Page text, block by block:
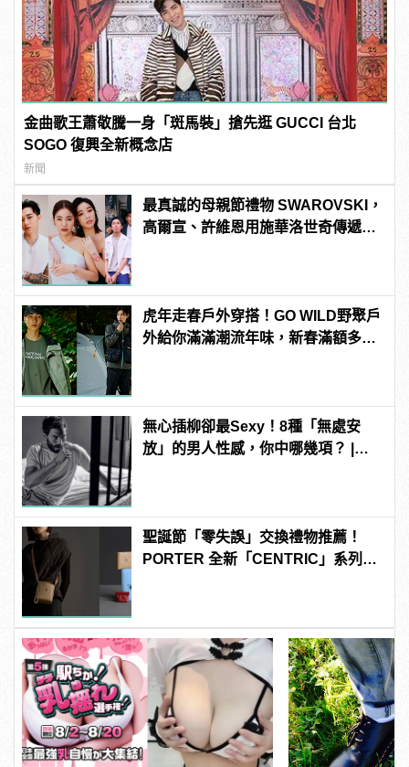
金曲歌王蕭敬騰一身「斑馬裝」搶先逛 GUCCI 台北
SOGO 復興全新概念店
新聞
最真誠的母親節禮物 SWAROVSKI，
高爾宣、許維恩用施華洛世奇傳遞真
虎年走春戶外穿搭！GO WILD野聚戶
外給你滿滿潮流年味，新春滿額多重
無心插柳卻最Sexy！8種「無處安
放」的男人性感，你中哪幾項？ |
聖誕節「零失誤」交換禮物推薦！
PORTER 全新「CENTRIC」系列包